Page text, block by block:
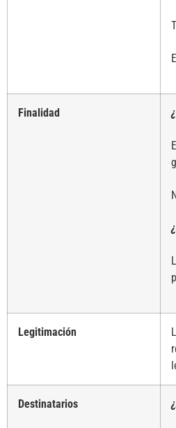
Finalidad
Legitimación
Destinatarios